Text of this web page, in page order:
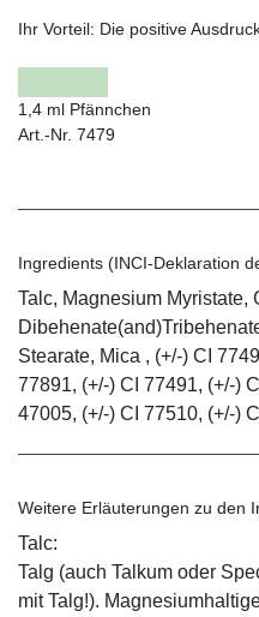
Ihr Vorteil: Die positive
1,4 ml Pfännchen
Art.-Nr. 7479
Ingredients (INCI-Deklaration
Talc, Magnesium Myristate,
Stearate, Mica , (+/-) CI
77891, (+/-) CI 77491, (+/-)
47005, (+/-) CI 77510, (+/-)
Weitere Erläuterungen zu den
Talc:
Talg (auch Talkum oder
mit Talg!).